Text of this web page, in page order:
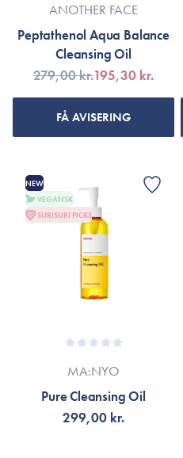
ANOTHER FACE
Peptathenol Aqua Balance
Cleansing Oil
279,00 kr.195,30 kr.
FÅ AVISERING
NEW
VEGANSK
SURISURI PICKS
MA:NYO
Pure Cleansing Oil
299,00 kr.